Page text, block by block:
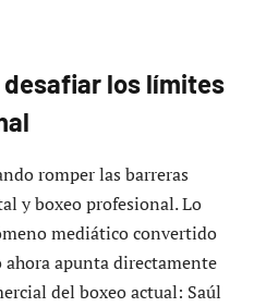
desafiar los límites
romper las barreras
y boxeo profesional. Lo
mediático convertido
apunta directamente
del boxeo actual: Saúl